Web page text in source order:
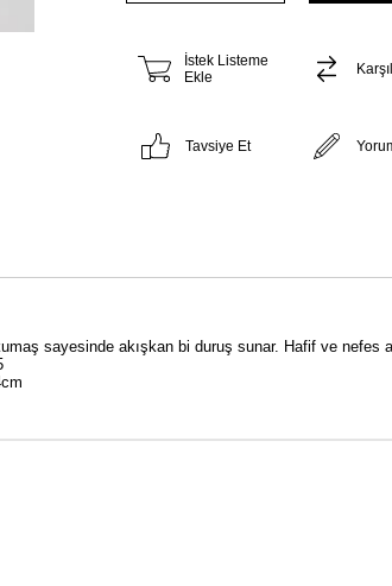
İstek Listeme
Ekle
Tavsiye Et
sayesinde akışkan bi duruş sunar. Hafif ve nefes